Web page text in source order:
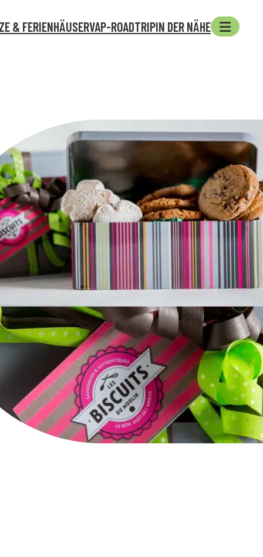
& FERIENHÄUSERVAP-ROADTRIPIN DER NÄHE